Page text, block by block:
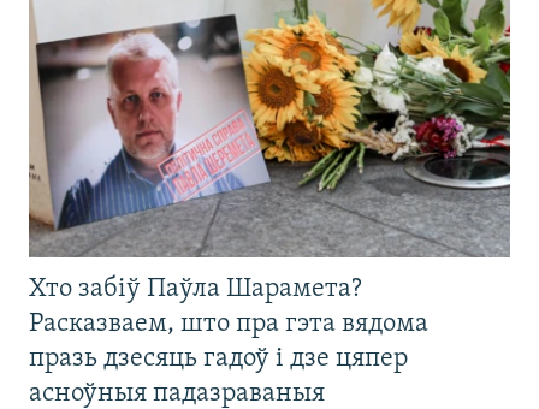
Хто забіў Паўла Шарамета?
Расказваем, што пра гэта вядома
празь дзесяць гадоў і дзе цяпер
асноўныя падазраваныя